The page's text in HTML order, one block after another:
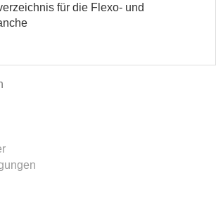
für die Flexo- und